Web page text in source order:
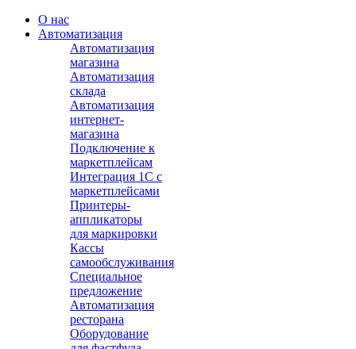
О нас
Автоматизация
Автоматизация
магазина
Автоматизация
склада
Автоматизация
интернет-
магазина
Подключение к
маркетплейсам
Интеграция 1С с
маркетплейсами
Принтеры-
аппликаторы
для маркировки
Кассы
самообслуживания
Специальное
предложение
Автоматизация
ресторана
Оборудование